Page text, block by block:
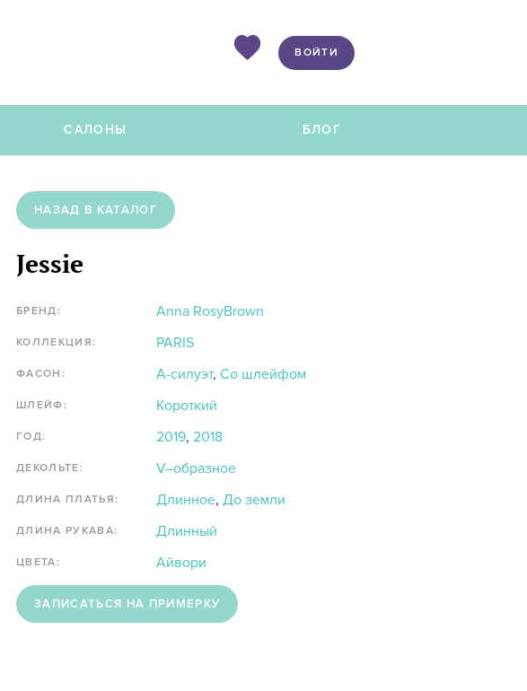
ВОЙТИ
САЛОНЫ БЛОГ
НАЗАД В КАТАЛОГ
Jessie
БРЕНД: Anna RosyBrown
КОЛЛЕКЦИЯ: PARIS
ФАСОН: А-силуэт,Со шлейфом
ШЛЕЙФ: Короткий
ГОД: 2019,2018
ДЕКОЛЬТЕ: V–образное
ДЛИНА ПЛАТЬЯ: Длинное,До земли
ДЛИНА РУКАВА: Длинный
ЦВЕТА: Айвори
ЗАПИСАТЬСЯ НА ПРИМЕРКУ